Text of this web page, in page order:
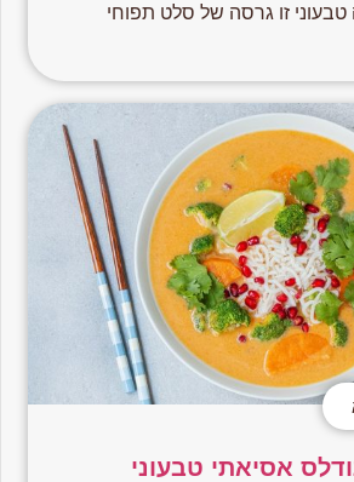
זו גרסה של סלט תפוחי
אסיאתי טבעוני